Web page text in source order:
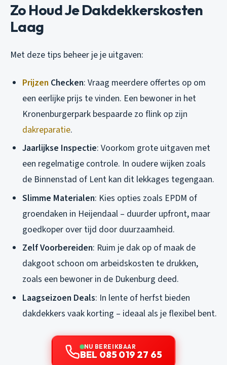
Zo Houd Je Dakdekkerskosten
Laag
Met deze tips beheer je je uitgaven:
Prijzen Checken: Vraag meerdere offertes op om
een eerlijke prijs te vinden. Een bewoner in het
Kronenburgerpark bespaarde zo flink op zijn
dakreparatie.
Jaarlijkse Inspectie: Voorkom grote uitgaven met
een regelmatige controle. In oudere wijken zoals
de Binnenstad of Lent kan dit lekkages tegengaan.
Slimme Materialen: Kies opties zoals EPDM of
groendaken in Heijendaal – duurder upfront, maar
goedkoper over tijd door duurzaamheid.
Zelf Voorbereiden: Ruim je dak op of maak de
dakgoot schoon om arbeidskosten te drukken,
zoals een bewoner in de Dukenburg deed.
Laagseizoen Deals: In lente of herfst bieden
dakdekkers vaak korting – ideaal als je flexibel bent.
NU BEREIKBAAR
BEL 085 019 27 65